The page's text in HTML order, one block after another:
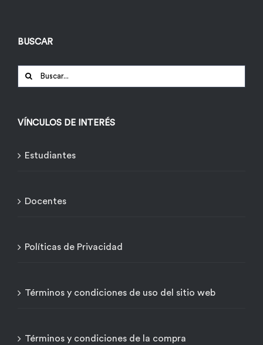
BUSCAR
Buscar:
VÍNCULOS DE INTERÉS
Estudiantes
Docentes
Políticas de Privacidad
Términos y condiciones de uso del sitio web
Términos y condiciones de la compra